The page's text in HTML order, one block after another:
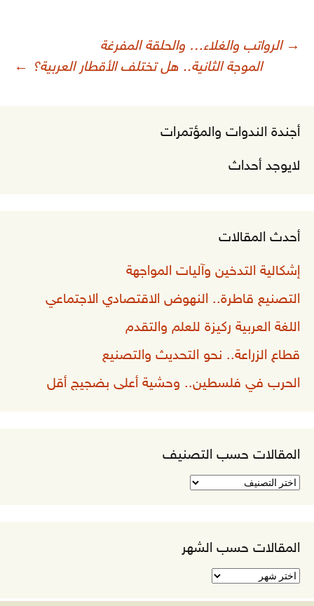
تصفّح
→ الرواتب والغلاء… والحلقة المفرغة
الموجة الثانية.. هل تختلف الأقطار العربية؟ ←
أجندة الندوات والمؤتمرات
لايوجد أحداث
أحدث المقالات
إشكالية التدخين وآليات المواجهة
التصنيع قاطرة.. النهوض الاقتصادي الاجتماعي
اللغة العربية ركيزة للعلم والتقدم
قطاع الزراعة.. نحو التحديث والتصنيع
الحرب في فلسطين.. وحشية أعلى بضجيج أقل
المقالات حسب التصنيف
المقالات
المقالات حسب الشهر
المقالات
حسب